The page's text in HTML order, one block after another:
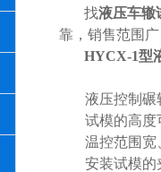
找液压车辙
靠，销售范围
HYCX-1型
液压控制碾
试模的高度
温控范围宽
安装试模的